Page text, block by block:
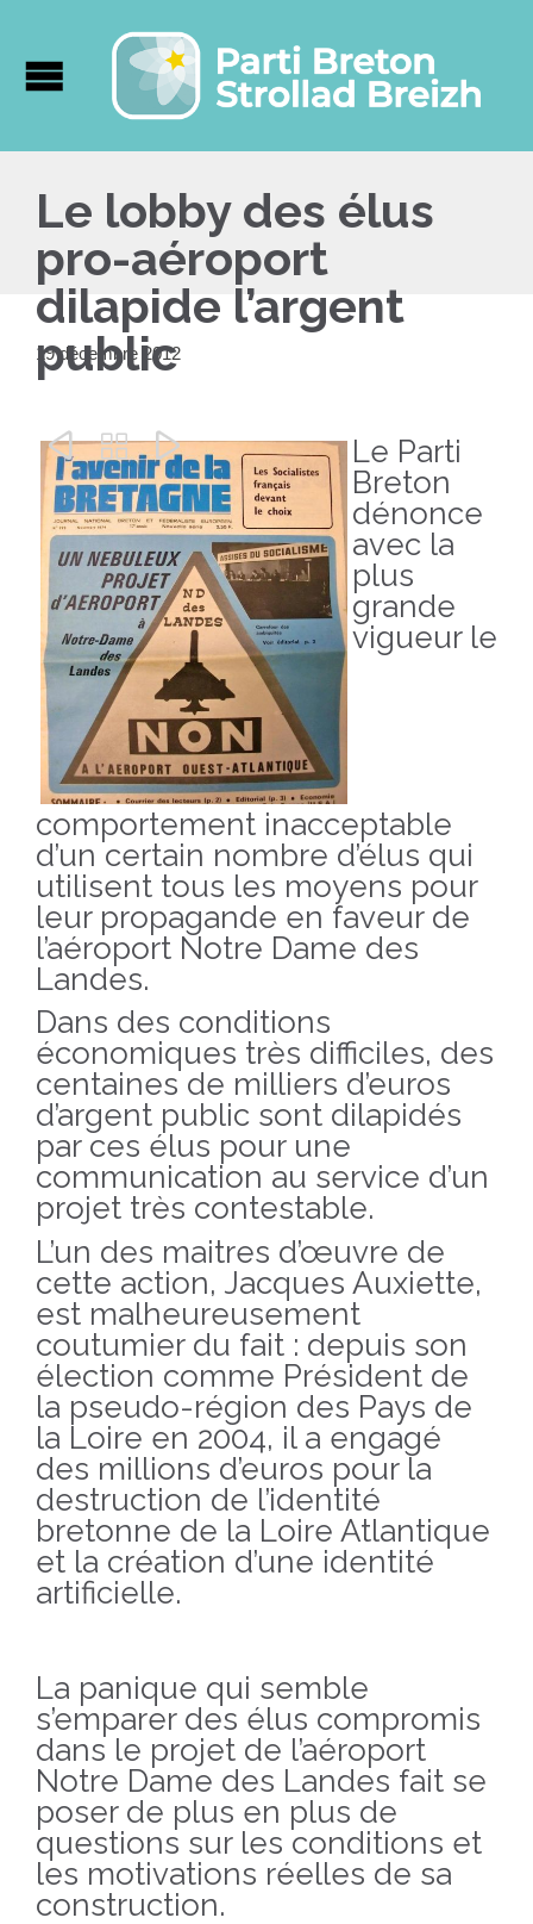
Le lobby des élus
pro-aéroport
dilapide l’argent
public
  
19 décembre 2012
Le Parti
Breton
dénonce
avec la
plus
grande
vigueur le
comportement inacceptable
d’un certain nombre d’élus qui
utilisent tous les moyens pour
leur propagande en faveur de
l’aéroport Notre Dame des
Landes.
Dans des conditions
économiques très difficiles, des
centaines de milliers d’euros
d’argent public sont dilapidés
par ces élus pour une
communication au service d’un
projet très contestable.
L’un des maitres d’œuvre de
cette action, Jacques Auxiette,
est malheureusement
coutumier du fait : depuis son
élection comme Président de
la pseudo-région des Pays de
la Loire en 2004, il a engagé
des millions d’euros pour la
destruction de l’identité
bretonne de la Loire Atlantique
et la création d’une identité
artificielle.
La panique qui semble
s’emparer des élus compromis
dans le projet de l’aéroport
Notre Dame des Landes fait se
poser de plus en plus de
questions sur les conditions et
les motivations réelles de sa
construction.